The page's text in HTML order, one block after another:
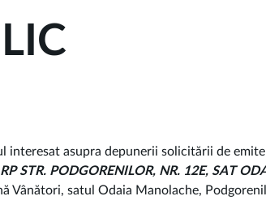
interesat asupra depunerii solicitării de
STR. PODGORENILOR, NR. 12E, SAT
Vânători, satul Odaia Manolache,